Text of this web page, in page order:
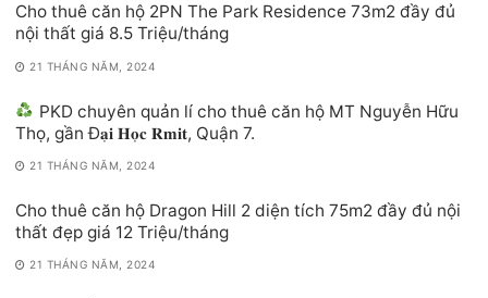
Cho thuê căn hộ 2PN The Park Residence 73m2 đầy đủ
nội thất giá 8.5 Triệu/tháng
21 THÁNG NĂM, 2024
PKD chuyên quản lí cho thuê căn hộ MT Nguyễn Hữu
Thọ, gần Đ𝐚̣𝐢 𝐇𝐨̣𝐜 𝐑𝐦𝐢𝐭, Quận 7.
21 THÁNG NĂM, 2024
Cho thuê căn hộ Dragon Hill 2 diện tích 75m2 đầy đủ nội
thất đẹp giá 12 Triệu/tháng
21 THÁNG NĂM, 2024